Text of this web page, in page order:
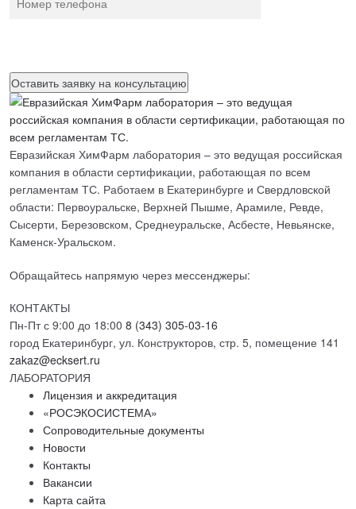
Евразийская ХимФарм лаборатория – это ведущая российская
компания в области сертификации, работающая по всем
регламентам ТС. Работаем в Екатеринбурге и Свердловской
области: Первоуральске, Верхней Пышме, Арамиле, Ревде,
Сысерти, Березовском, Среднеуральске, Асбесте, Невьянске,
Каменск-Уральском.
Обращайтесь напрямую через мессенджеры:
КОНТАКТЫ
Пн-Пт с 9:00 до 18:00 8 (343) 305-03-16
город Екатеринбург, ул. Конструкторов, стр. 5, помещение 141
zakaz@ecksert.ru
ЛАБОРАТОРИЯ
Лицензия и аккредитация
«РОСЭКОСИСТЕМА»
Сопроводительные документы
Новости
Контакты
Вакансии
Карта сайта